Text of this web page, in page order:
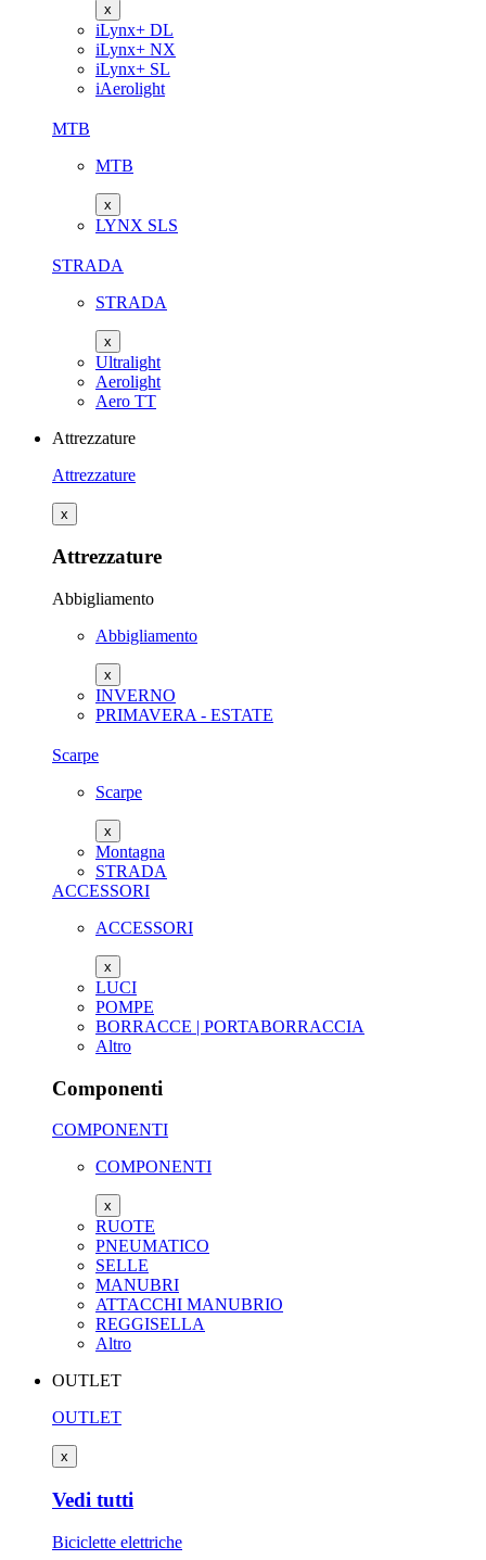
x
iLynx+ DL
iLynx+ NX
iLynx+ SL
iAerolight
MTB
MTB
x
LYNX SLS
STRADA
STRADA
x
Ultralight
Aerolight
Aero TT
Attrezzature
Attrezzature
x
Attrezzature
Abbigliamento
Abbigliamento
x
INVERNO
PRIMAVERA - ESTATE
Scarpe
Scarpe
x
Montagna
STRADA
ACCESSORI
ACCESSORI
x
LUCI
POMPE
BORRACCE | PORTABORRACCIA
Altro
Componenti
COMPONENTI
COMPONENTI
x
RUOTE
PNEUMATICO
SELLE
MANUBRI
ATTACCHI MANUBRIO
REGGISELLA
Altro
OUTLET
OUTLET
x
Vedi tutti
Biciclette elettriche